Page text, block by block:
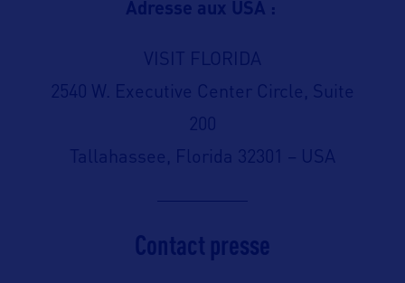
Adresse aux USA :
VISIT FLORIDA
2540 W. Executive Center Circle, Suite
200
Tallahassee, Florida 32301 – USA
Contact presse